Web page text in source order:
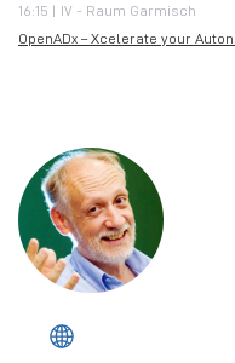
16:15 | IV - Raum Garmisch
OpenADx – Xcelerate your